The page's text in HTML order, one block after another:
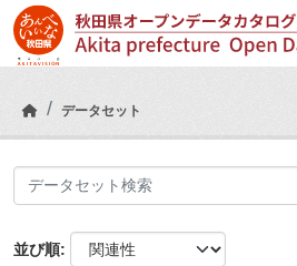
Skip to main content
データセット
並び順